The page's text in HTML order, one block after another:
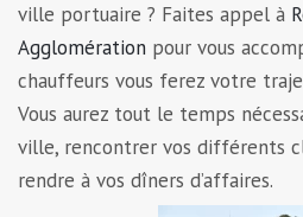
ville portuaire ? Faites appel à
Agglomération pour vous
chauffeurs vous ferez votre
Vous aurez tout le temps
ville, rencontrer vos différents
rendre à vos dîners d’affaires.